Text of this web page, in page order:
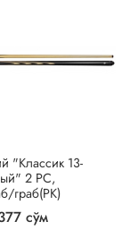
"Классик 13-
2 РС,
граб(РК)
сўм